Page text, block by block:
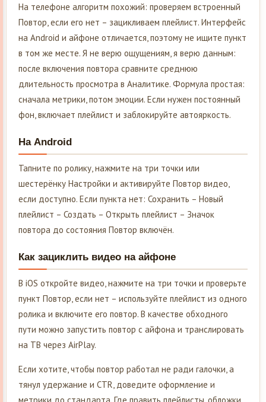
На телефоне алгоритм похожий: проверяем встроенный
Повтор, если его нет – зацикливаем плейлист. Интерфейс
на Android и айфоне отличается, поэтому не ищите пункт
в том же месте. Я не верю ощущениям, я верю данным:
после включения повтора сравните среднюю
длительность просмотра в Аналитике. Формула простая:
сначала метрики, потом эмоции. Если нужен постоянный
фон, включает плейлист и заблокируйте автояркость.
На Android
Тапните по ролику, нажмите на три точки или
шестерёнку Настройки и активируйте Повтор видео,
если доступно. Если пункта нет: Сохранить – Новый
плейлист – Создать – Открыть плейлист – Значок
повтора до состояния Повтор включён.
Как зациклить видео на айфоне
В iOS откройте видео, нажмите на три точки и проверьте
пункт Повтор, если нет – используйте плейлист из одного
ролика и включите его повтор. В качестве обходного
пути можно запустить повтор с айфона и транслировать
на ТВ через AirPlay.
Если хотите, чтобы повтор работал не ради галочки, а
тянул удержание и CTR, доведите оформление и